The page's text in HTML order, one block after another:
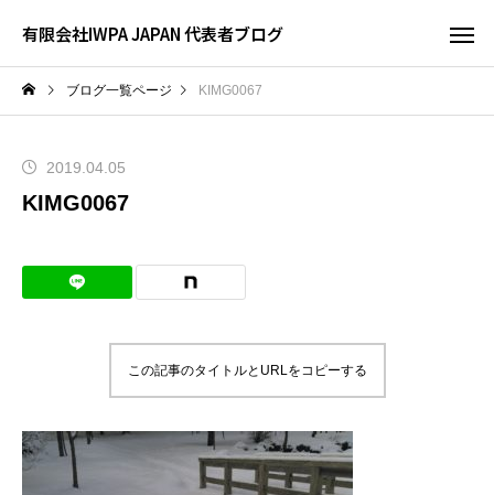
有限会社IWPA JAPAN 代表者ブログ
ブログ一覧ページ KIMG0067
2019.04.05
KIMG0067
この記事のタイトルとURLをコピーする